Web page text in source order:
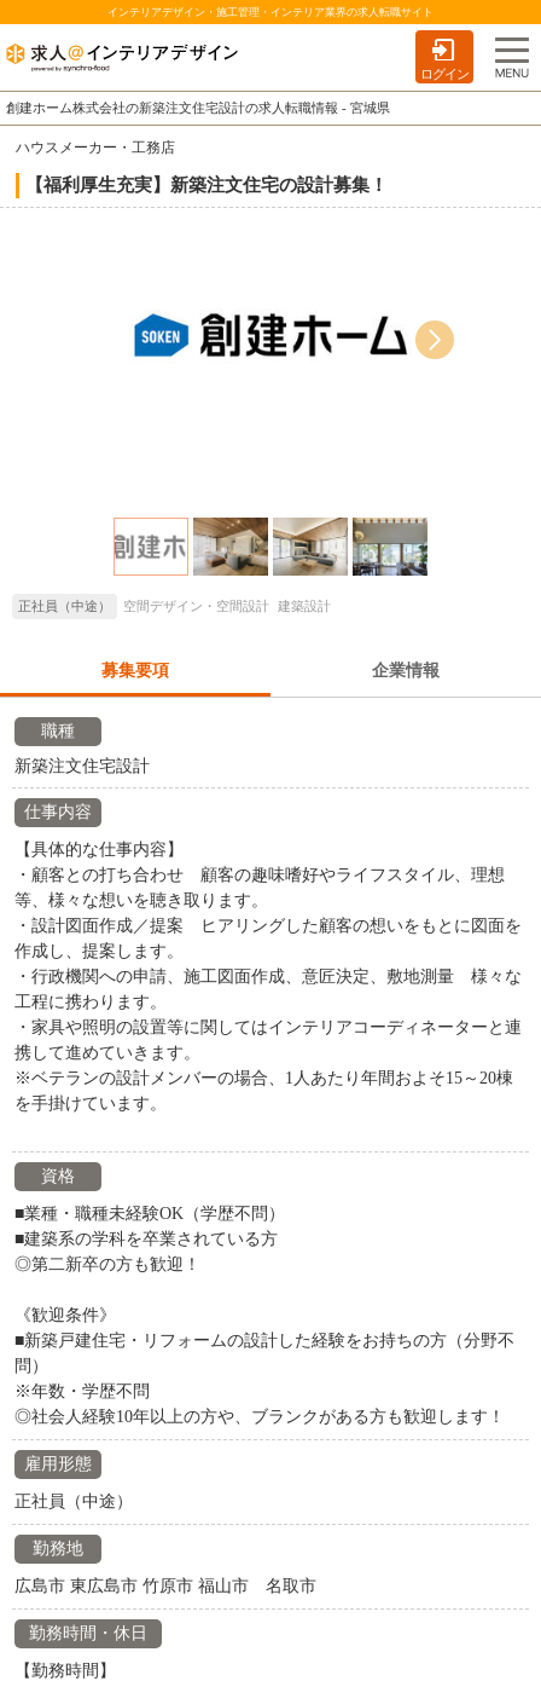
インテリアデザイン・施工管理・インテリア業界の求人転職サイト
ログイン
創建ホーム株式会社の新築注文住宅設計の求人転職情報 - 宮城県
ハウスメーカー・工務店
【福利厚生充実】新築注文住宅の設計募集！
正社員（中途） 空間デザイン・空間設計 建築設計
募集要項 企業情報
職種
新築注文住宅設計
仕事内容
【具体的な仕事内容】
・顧客との打ち合わせ 顧客の趣味嗜好やライフスタイル、理想
等、様々な想いを聴き取ります。
・設計図面作成／提案 ヒアリングした顧客の想いをもとに図面を
作成し、提案します。
・行政機関への申請、施工図面作成、意匠決定、敷地測量 様々な
工程に携わります。
・家具や照明の設置等に関してはインテリアコーディネーターと連
携して進めていきます。
※ベテランの設計メンバーの場合、1人あたり年間およそ15～20棟
を手掛けています。
資格
■業種・職種未経験OK（学歴不問）
■建築系の学科を卒業されている方
◎第二新卒の方も歓迎！
《歓迎条件》
■新築戸建住宅・リフォームの設計した経験をお持ちの方（分野不
問）
※年数・学歴不問
◎社会人経験10年以上の方や、ブランクがある方も歓迎します！
雇用形態
正社員（中途）
勤務地
広島市 東広島市 竹原市 福山市 名取市
勤務時間・休日
【勤務時間】